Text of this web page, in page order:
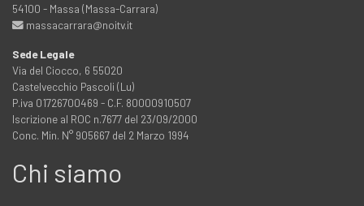
54100 - Massa (Massa-Carrara)
massacarrara@noitv.it
Sede Legale
Via del Ciocco, 6 55020
Castelvecchio Pascoli (Lu)
P.iva 01726700469 - C.F. 80000910507
Iscrizione al ROC n.7677 del 23/09/2000
Conc. Min. N° 905667 del 2 Marzo 1994
Chi siamo